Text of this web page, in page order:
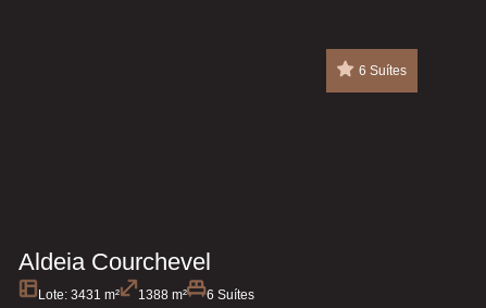
6 Suítes
Aldeia Courchevel
Lote: 3431 m² 1388 m² 6 Suítes